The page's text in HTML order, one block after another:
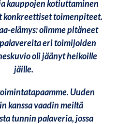
kauppojen kotiuttaminen
konkreettiset toimenpiteet.
elämys: olimme pitäneet
eri toimijoiden
oli jäänyt heikoille
jäille.
Uuden
kanssa vaadin meiltä
tunnin palaveria, jossa